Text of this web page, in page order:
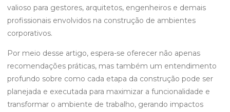
valioso para gestores, arquitetos, engenheiros e demais
profissionais envolvidos na construção de ambientes
corporativos.
Por meio desse artigo, espera-se oferecer não apenas
recomendações práticas, mas também um entendimento
profundo sobre como cada etapa da construção pode ser
planejada e executada para maximizar a funcionalidade e
transformar o ambiente de trabalho, gerando impactos